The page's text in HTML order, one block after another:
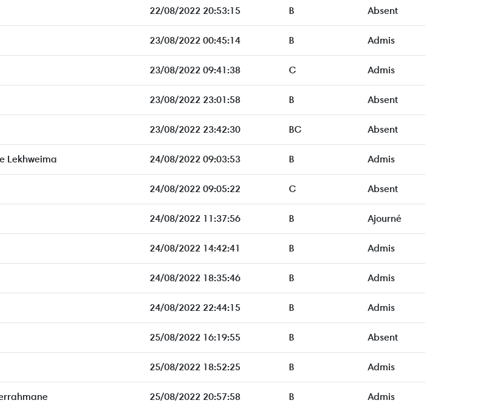
22/08/2022 20:53:15 B Absent
23/08/2022 00:45:14 B Admis
23/08/2022 09:41:38 C Admis
23/08/2022 23:01:58 B Absent
23/08/2022 23:42:30 BC Absent
Lekhweima 24/08/2022 09:03:53 B Admis
24/08/2022 09:05:22 C Absent
24/08/2022 11:37:56 B Ajourné
24/08/2022 14:42:41 B Admis
24/08/2022 18:35:46 B Admis
24/08/2022 22:44:15 B Admis
25/08/2022 16:19:55 B Absent
25/08/2022 18:52:25 B Admis
25/08/2022 20:57:58 B Admis